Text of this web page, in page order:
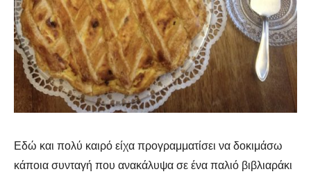
Εδώ και πολύ καιρό είχα προγραμματίσει να δοκιμάσω
κάποια συνταγή που ανακάλυψα σε ένα παλιό βιβλιαράκι